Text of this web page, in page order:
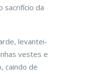
sacrifício da
levantei-
vestes e
caindo de